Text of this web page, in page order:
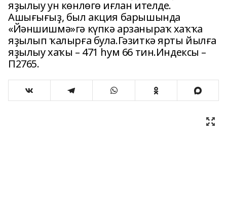
яҙылыу ун көнлөгө иғлан ителде.
Ашығығыҙ, был акция барышында
«Йәншишмә»гә күпкә арзаныраҡ хаҡҡа
яҙылып ҡалырға була.Гәзиткә ярты йылға
яҙылыу хаҡы – 471 һум 66 тин.Индексы –
П2765.